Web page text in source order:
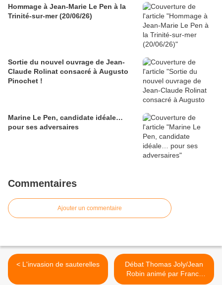
Hommage à Jean-Marie Le Pen à la
Trinité-sur-mer (20/06/26)
Sortie du nouvel ouvrage de Jean-
Claude Rolinat consacré à Augusto
Pinochet !
Marine Le Pen, candidate idéale…
pour ses adversaires
Commentaires
Ajouter un commentaire
< L'invasion de sauterelles
Débat Thomas Joly/Jean
Robin animé par Franck
Abed - Partie 3 : que faire ?